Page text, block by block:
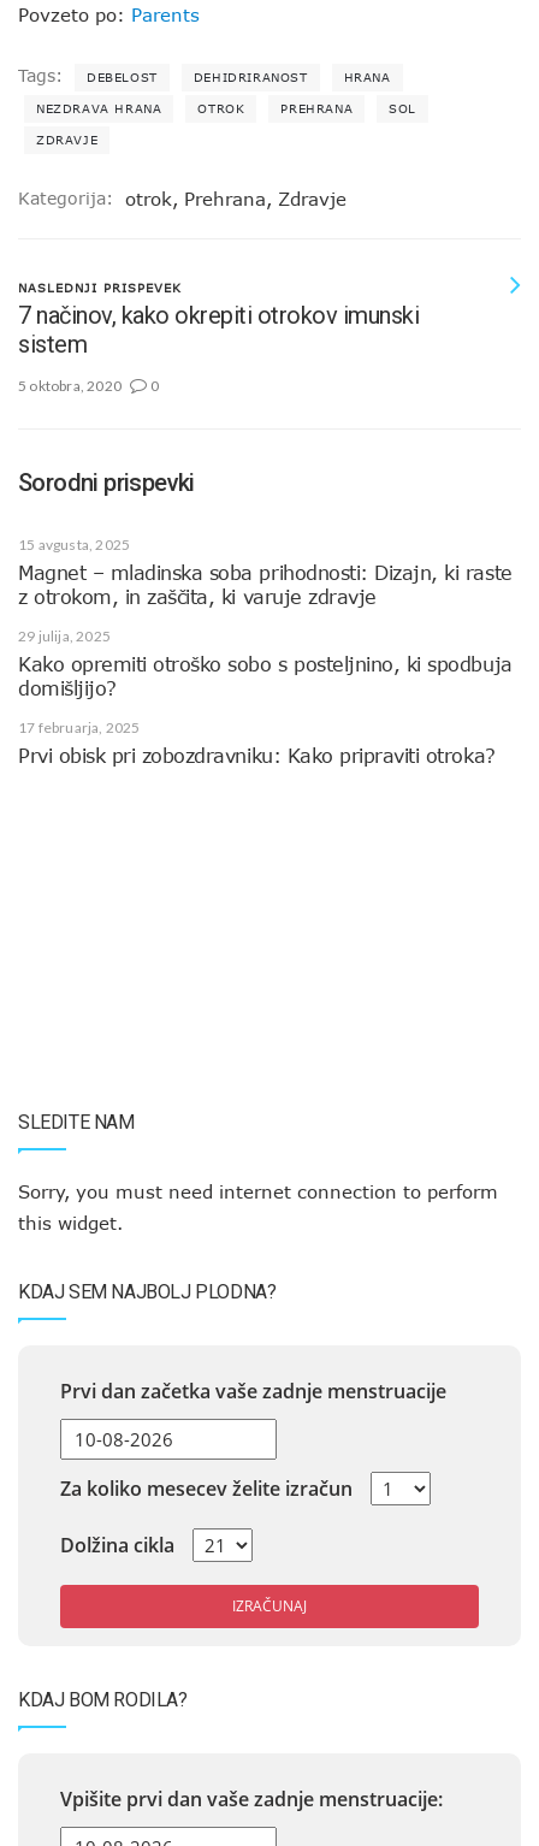
Povzeto po: Parents
Tags: DEBELOST DEHIDRIRANOST HRANA
NEZDRAVA HRANA OTROK PREHRANA SOL
ZDRAVJE
Kategorija: otrok, Prehrana, Zdravje
NASLEDNJI PRISPEVEK
7 načinov, kako okrepiti otrokov imunski
sistem
5 oktobra, 2020 0
Sorodni prispevki
15 avgusta, 2025
Magnet – mladinska soba prihodnosti: Dizajn, ki raste
z otrokom, in zaščita, ki varuje zdravje
29 julija, 2025
Kako opremiti otroško sobo s posteljnino, ki spodbuja
domišljijo?
17 februarja, 2025
Prvi obisk pri zobozdravniku: Kako pripraviti otroka?
SLEDITE NAM
Sorry, you must need internet connection to perform
this widget.
KDAJ SEM NAJBOLJ PLODNA?
Prvi dan začetka vaše zadnje menstruacije
Za koliko mesecev želite izračun
Dolžina cikla
IZRAČUNAJ
KDAJ BOM RODILA?
Vpišite prvi dan vaše zadnje menstruacije: